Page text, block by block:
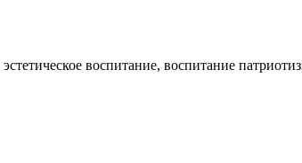
воспитание, воспитание